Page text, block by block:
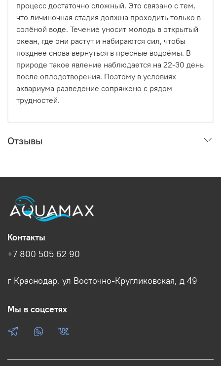
процесс достаточно сложный. Это связано с тем,
что личиночная стадия должна проходить только в
солёной воде. Течение уносит молодь в открытый
океан, где они растут и набираются сил, чтобы
позднее снова вернуться в пресные водоёмы. В
природе такое явление наблюдается на 22-30 день
после оплодотворения. Поэтому в условиях
аквариума разведение сопряжено с рядом
трудностей.
Отзывы
Контакты
+7 800 505 62 90
г Краснодар, ул Восточно-Кругликовская, д 49
Мы в соцсетях